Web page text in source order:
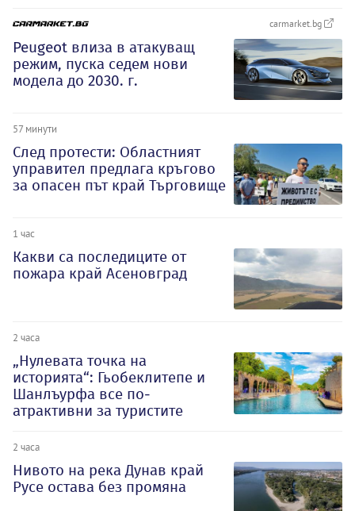
carmarket.bg
Peugeot влиза в атакуващ
режим, пуска седем нови
модела до 2030. г.
57 минути
След протести: Областният
управител предлага кръгово
за опасен път край Търговище
1 час
Какви са последиците от
пожара край Асеновград
2 часа
„Нулевата точка на
историята“: Гьобеклитепе и
Шанлъурфа все по-
атрактивни за туристите
2 часа
Нивото на река Дунав край
Русе остава без промяна